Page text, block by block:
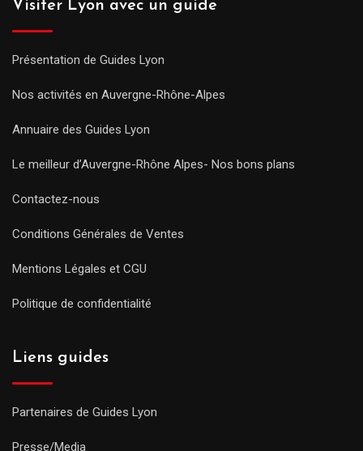
Visiter Lyon avec un guide
Présentation de Guides Lyon
Nos activités en Auvergne-Rhône-Alpes
Annuaire des Guides Lyon
Le meilleur d’Auvergne-Rhône Alpes- Nos bons plans
Contactez-nous
Conditions Générales de Ventes
Mentions Légales et CGU
Politique de confidentialité
Liens guides
Partenaires de Guides Lyon
Presse/Media